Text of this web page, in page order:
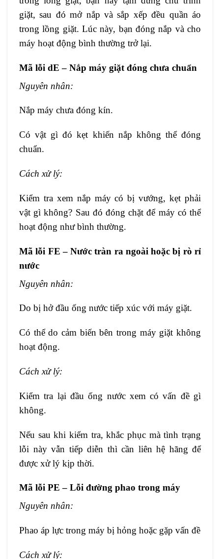
giặt, sau đó mở nắp và sắp xếp đều quần áo
trong lồng giặt. Lúc này, bạn đóng nắp và cho
máy hoạt động bình thường trở lại.
Mã lỗi dE – Nắp máy giặt đóng chưa chuẩn
Nguyên nhân:
Nắp máy chưa đóng kín.
Có vật gì đó kẹt khiến nắp không thể đóng
chuẩn.
Cách xử lý:
Kiểm tra xem nắp máy có bị vướng, kẹt phải
vật gì không? Sau đó đóng chặt để máy có thể
hoạt động như bình thường.
Mã lỗi FE – Nước tràn ra ngoài hoặc bị rò rỉ
nước
Nguyên nhân:
Do bị hở đầu ống nước tiếp xúc với máy giặt.
Có thể do cảm biến bên trong máy giặt không
hoạt động.
Cách xử lý:
Kiểm tra lại đầu ống nước xem có vấn đề gì
không.
Nếu sau khi kiểm tra, khắc phục mà tình trạng
lỗi này vẫn tiếp diễn thì cần liên hệ hãng để
được xử lý kịp thời.
Mã lỗi PE – Lỗi đường phao trong máy
Nguyên nhân:
Phao áp lực trong máy bị hỏng hoặc gặp vấn đề
Cách xử lý: